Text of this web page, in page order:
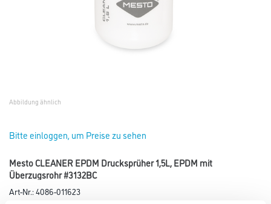
Abbildung ähnlich
Bitte einloggen, um Preise zu sehen
Mesto CLEANER EPDM Drucksprüher 1,5L, EPDM mit
Überzugsrohr #3132BC
Art-Nr.:4086-011623